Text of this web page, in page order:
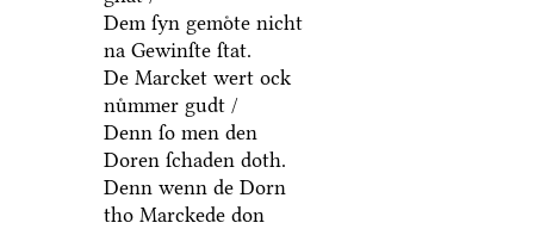
Dem ſyn gemoͤte nicht
na Gewinſte ſtat.
De Marcket wert ock
nuͤmmer gudt /
Denn ſo men den
Doren ſchaden doth.
Denn wenn de Dorn
tho Marckede don